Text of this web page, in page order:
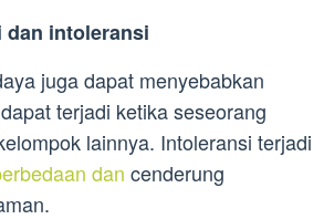
dan intoleransi
juga dapat menyebabkan
terjadi ketika seseorang
lainnya. Intoleransi terjadi
dan cenderung